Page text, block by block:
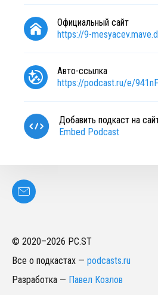
Официальный сайт
https://9-
Авто-ссылка
https://podcast.ru/e/
Добавить подкаст на
Embed Podcast
© 2020–2026 PC.ST
Все о подкастах — podcasts.ru
Разработка — Павел Козлов